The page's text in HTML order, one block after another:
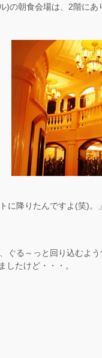
)の朝食会場は、2階に
に降りたんですよ(笑)。」
ぐる～っと回り込むよ
したけど・・・。